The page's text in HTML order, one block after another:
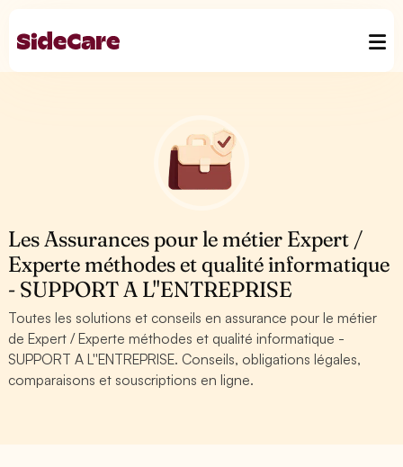
Les Assurances pour le métier Expert /
Experte méthodes et qualité informatique
- SUPPORT A L''ENTREPRISE
Toutes les solutions et conseils en assurance pour le métier
de Expert / Experte méthodes et qualité informatique -
SUPPORT A L''ENTREPRISE. Conseils, obligations légales,
comparaisons et souscriptions en ligne.